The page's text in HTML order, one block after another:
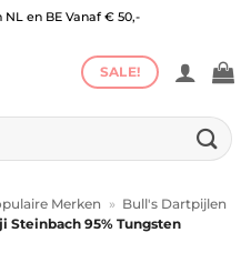
en BE Vanaf € 50,-
SALE!
Merken » Bull's Dartpijlen
Steinbach 95% Tungsten